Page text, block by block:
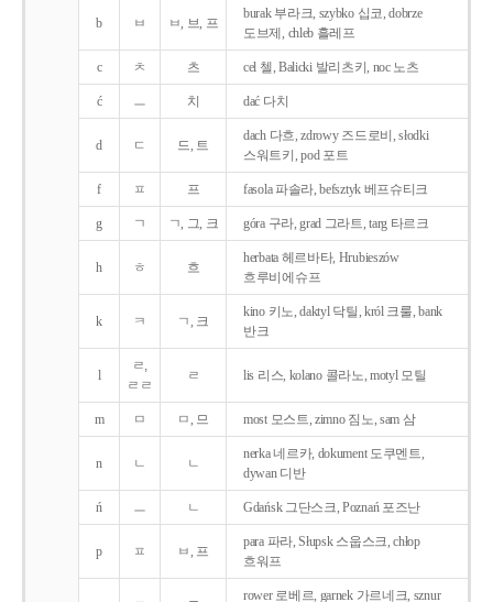
b ㅂ ㅂ, 브, 프
burak 부라크, szybko 십코, dobrze
도브제, chleb 흘레프
c ㅊ 츠 cel 첼, Balicki 발리츠키, noc 노츠
ć ㅡ 치 dać 다치
d ㄷ 드, 트
dach 다흐, zdrowy 즈드로비, słodki
스워트키, pod 포트
f ㅍ 프 fasola 파솔라, befsztyk 베프슈티크
g ㄱ ㄱ, 그, 크 góra 구라, grad 그라트, targ 타르크
h ㅎ 흐
herbata 헤르바타, Hrubieszów
흐루비에슈프
k ㅋ ㄱ, 크
kino 키노, daktyl 닥틸, król 크룰, bank
반크
l
ㄹ,
ㄹㄹ
ㄹ lis 리스, kolano 콜라노, motyl 모틸
m ㅁ ㅁ, 므 most 모스트, zimno 짐노, sam 삼
n ㄴ ㄴ
nerka 네르카, dokument 도쿠멘트,
dywan 디반
ń ㅡ ㄴ Gdańsk 그단스크, Poznań 포즈난
p ㅍ ㅂ, 프
para 파라, Słupsk 스웁스크, chłop
흐워프
rower 로베르, garnek 가르네크, sznur